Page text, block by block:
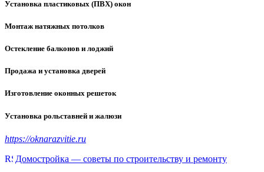
Установка пластиковых (ПВХ) окон
Монтаж натяжных потолков
Остекление балконов и лоджий
Продажа и установка дверей
Изготовление оконных решеток
Установка рольставней и жалюзи
https://oknarazvitie.ru
Домостройка — советы по строительству и ремонту